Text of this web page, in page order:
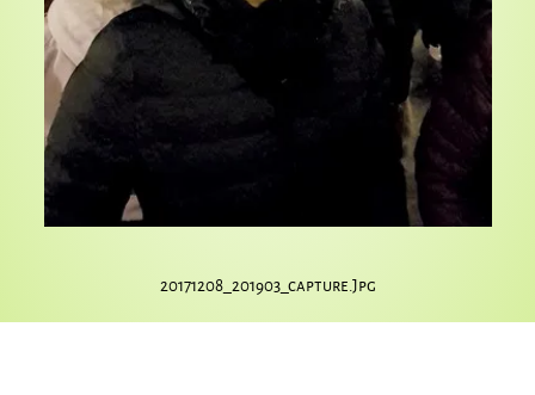
20171208_201903_capture.jpg